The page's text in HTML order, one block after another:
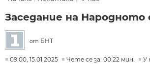
Заседание на Народното
от БНТ
09:00, 15.01.2025 Чете се за: 00:22 мин. У